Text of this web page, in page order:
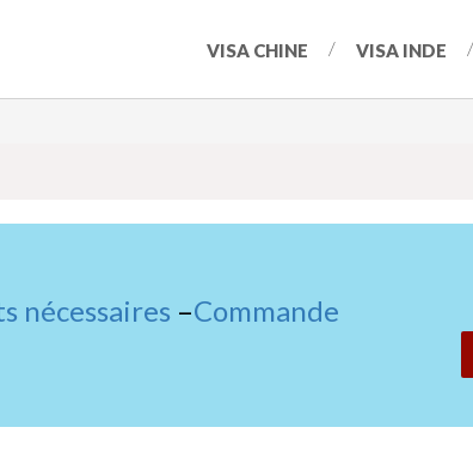
VISA CHINE VISA INDE
nécessaires –Commande